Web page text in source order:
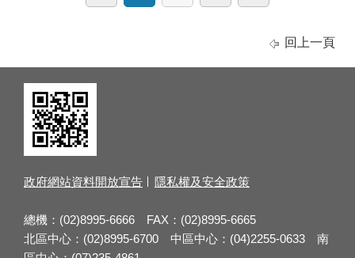
回上一頁
政府網站資料開放宣告 隱私權及安全政策
總機：(02)8995-6666 FAX：(02)8995-6665
北區中心：(02)8995-6700 中區中心：(04)2255-0633 南